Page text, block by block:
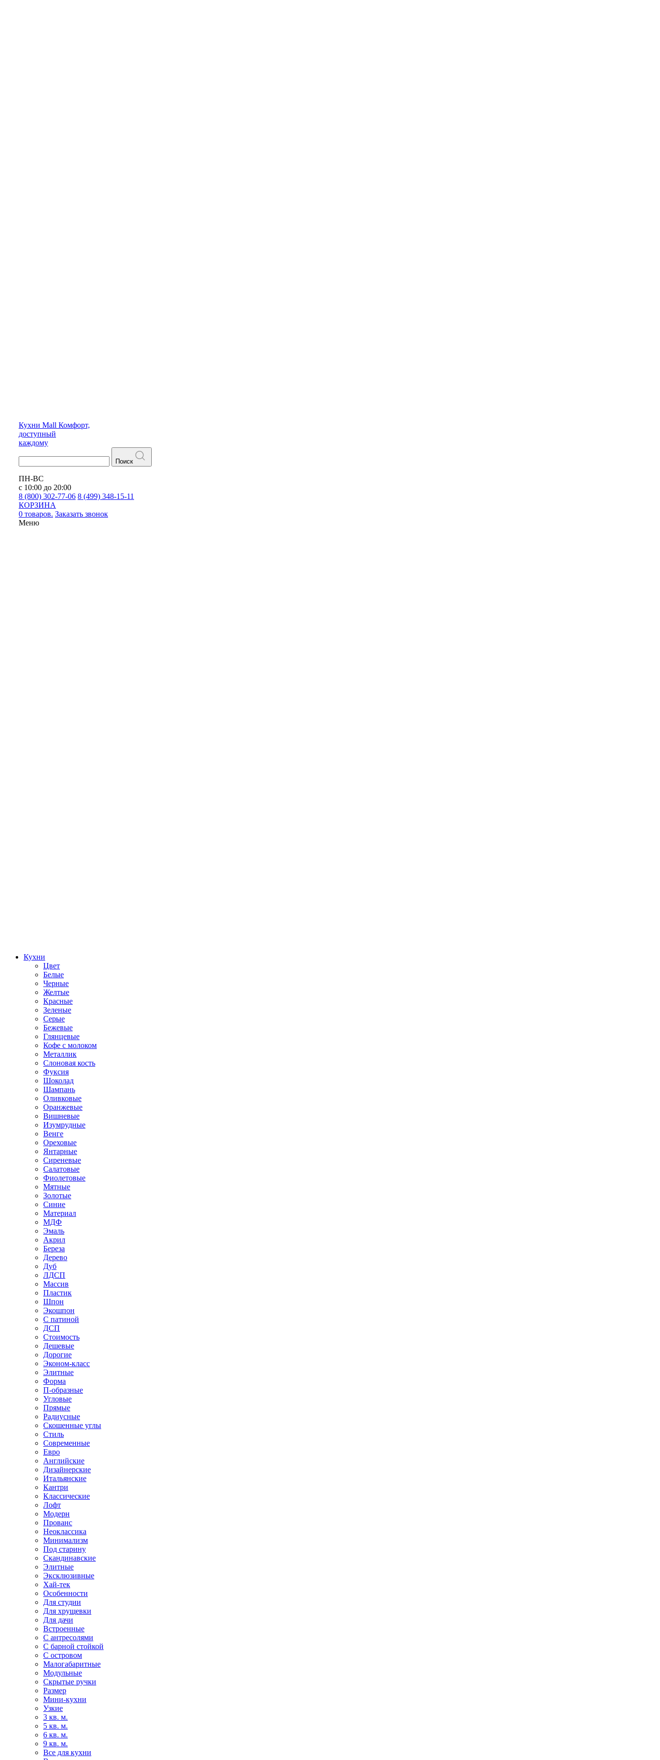
Кухни Mall Комфорт,
доступный
каждому
Поиск
ПН-ВС
с 10:00 до 20:00
8 (800) 302-77-06 8 (499) 348-15-11
КОРЗИНА
0 товаров. Заказать звонок
Меню
Кухни
Цвет
Белые
Черные
Желтые
Красные
Зеленые
Серые
Бежевые
Глянцевые
Кофе с молоком
Металлик
Слоновая кость
Фуксия
Шоколад
Шампань
Оливковые
Оранжевые
Вишневые
Изумрудные
Венге
Ореховые
Янтарные
Сиреневые
Салатовые
Фиолетовые
Мятные
Золотые
Синие
Материал
МДФ
Эмаль
Акрил
Береза
Дерево
Дуб
ЛДСП
Массив
Пластик
Шпон
Экошпон
С патиной
ДСП
Стоимость
Дешевые
Дорогие
Эконом-класс
Элитные
Форма
П-образные
Угловые
Прямые
Радиусные
Скошенные углы
Стиль
Современные
Евро
Английские
Дизайнерские
Итальянские
Кантри
Классические
Лофт
Модерн
Прованс
Неоклассика
Минимализм
Под старину
Скандинавские
Элитные
Эксклюзивные
Хай-тек
Особенности
Для студии
Для хрущевки
Для дачи
Встроенные
С антресолями
С барной стойкой
С островом
Малогабаритные
Модульные
Скрытые ручки
Размер
Мини-кухни
Узкие
3 кв. м.
5 кв. м.
6 кв. м.
9 кв. м.
Все для кухни